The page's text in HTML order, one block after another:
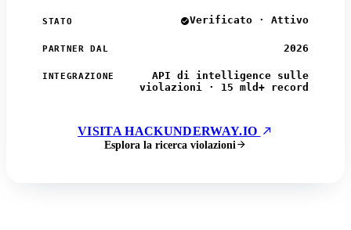
STATO Verificato · Attivo
PARTNER DAL 2026
INTEGRAZIONE
API di intelligence sulle
violazioni · 15 mld+ record
VISITA HACKUNDERWAY.IO
Esplora la ricerca violazioni